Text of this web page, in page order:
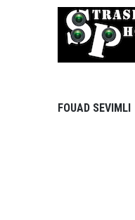
FOUAD SEVIMLI